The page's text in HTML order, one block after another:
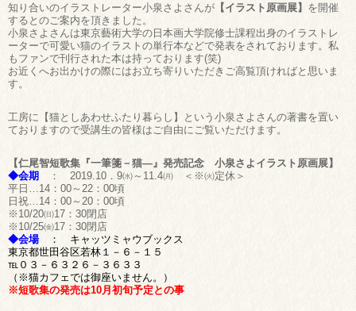
知り合いのイラストレーター小泉さよさんが 【イラスト原画展】 を開催
するとのご案内を頂きました。
小泉さよさんは東京藝術大学の日本画大学院修士課程出身のイラストレ
ーターで可愛い猫のイラストの単行本などで発表をされております。私
もファンで刊行された本は持っております(笑)
お近くへお出かけの際にはお立ち寄りいただきご高覧頂ければと思いま
す。
工房に【猫としあわせふたり暮らし】という小泉さよさんの著書を置い
ておりますので受講生の皆様はご自由にご覧いただけます。
【仁尾智短歌集『一筆箋－猫―』発売記念 小泉さよイラスト原画展】
◆会期 ： 2019.10．9㈬～11.4㈪ ＜※㈫定休＞
平日…14：00～22：00頃
日祝…14：00～20：00頃
※10/20㈰17：30閉店
※10/25㈮17：30閉店
◆会場
： キャッツミャウブックス
東京都世田谷区若林１－６－１５
℡０３－６３２６－３６３３
（※猫カフェでは御座いません。）
※短歌集の発売は10月初旬予定との事